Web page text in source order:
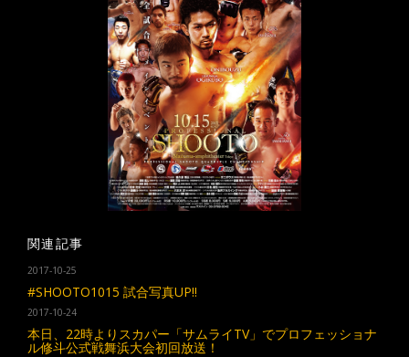
関連記事
2017-10-25
#SHOOTO1015 試合写真UP!!
2017-10-24
本日、22時よりスカパー「サムライTV」でプロフェッショナ
ル修斗公式戦舞浜大会初回放送！